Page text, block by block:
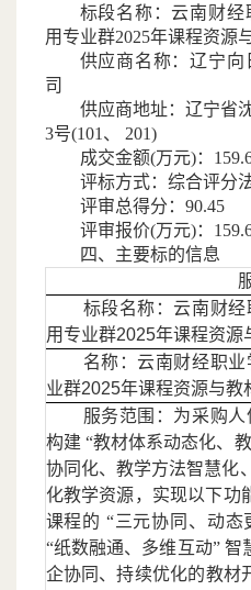
标段名称：云南财
用专业群2025年课程资源
供应商名称：辽宁
司
供应商地址：辽宁省
3号(101、 201)
成交金额(万元)：
评标方式：综合评分
评审总得分： 90.45
评审报价(万元)：
四、主要标的信息
标段名称：云南财
用专业群2025年课程资源
名称：云南财经职
业群2025年课程资源与教
服务范围：为采购
构建 “教材体系动态化、
协同化、教学方法智慧化
化教学资源，实现以下功
课程的 “三元协同、动态
“纸数融通、多维互动”
企协同、持续优化的教材